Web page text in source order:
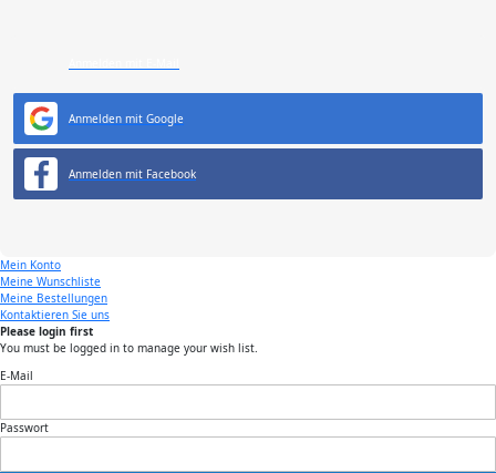
Anmelden mit Google
Anmelden mit Facebook
Mein Konto
Meine Wunschliste
Meine Bestellungen
Kontaktieren Sie uns
Please login first
You must be logged in to manage your wish list.
E-Mail
Passwort